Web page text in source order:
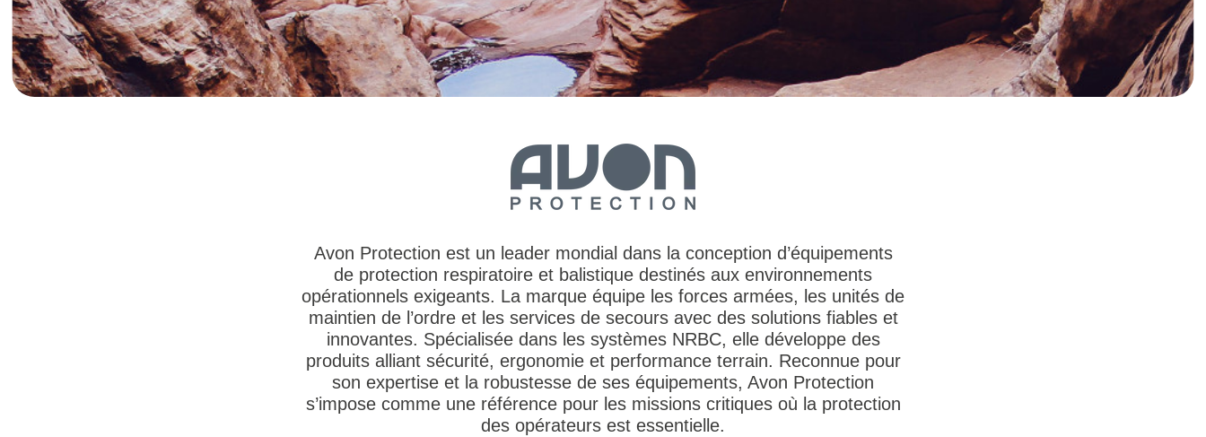
Avon Protection est un leader mondial dans la conception d’équipements
de protection respiratoire et balistique destinés aux environnements
opérationnels exigeants. La marque équipe les forces armées, les unités de
maintien de l’ordre et les services de secours avec des solutions fiables et
innovantes. Spécialisée dans les systèmes NRBC, elle développe des
produits alliant sécurité, ergonomie et performance terrain. Reconnue pour
son expertise et la robustesse de ses équipements, Avon Protection
s’impose comme une référence pour les missions critiques où la protection
des opérateurs est essentielle.